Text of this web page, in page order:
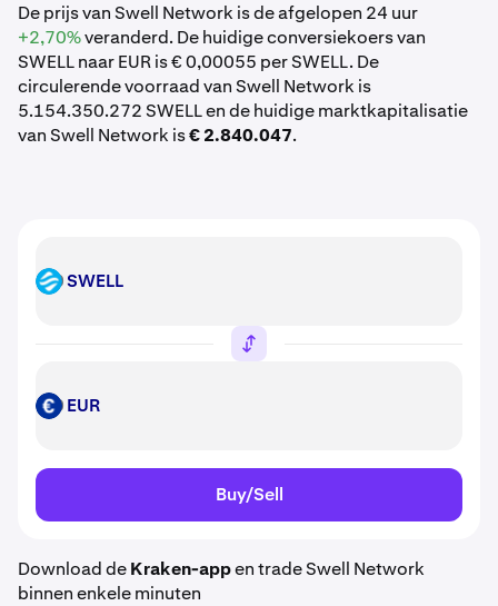
De prijs van Swell Network is de afgelopen 24 uur
+2,70%veranderd. De huidige conversiekoers van
SWELL naar EUR is € 0,00055 per SWELL. De
circulerende voorraad van Swell Network is
5.154.350.272 SWELL en de huidige marktkapitalisatie
van Swell Network is€ 2.840.047.
SWELL SWELL
EUR EUR
Buy/Sell
Download deKraken-appen trade Swell Network
binnen enkele minuten